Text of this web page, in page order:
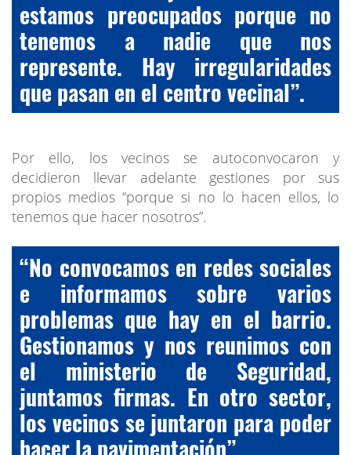
estamos preocupados porque no
tenemos a nadie que nos
represente. Hay irregularidades
que pasan en el centro vecinal”.
Por ello, los vecinos se autoconvocaron y
decidieron llevar adelante gestiones por sus
propios medios “porque si no lo hacen ellos, lo
tenemos que hacer nosotros”.
“No convocamos en redes sociales
e informamos sobre varios
problemas que hay en el barrio.
Gestionamos y nos reunimos con
el ministerio de Seguridad,
juntamos firmas. En otro sector,
los vecinos se juntaron para poder
hacer la pavimentación”.